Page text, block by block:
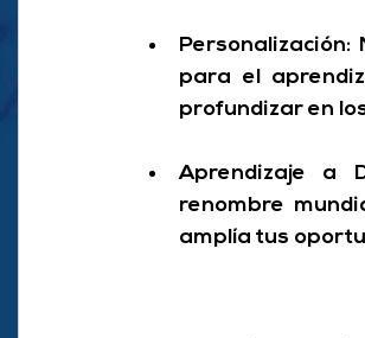
Personalización:
para el
profundizar en
Aprendizaje a
renombre
amplía tus